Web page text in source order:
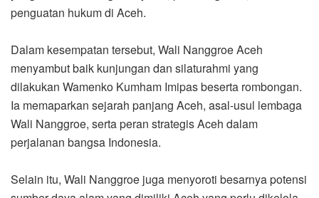
penguatan hukum di Aceh.
‎Dalam kesempatan tersebut, Wali Nanggroe Aceh
menyambut baik kunjungan dan silaturahmi yang
dilakukan Wamenko Kumham Imipas beserta rombongan.
Ia memaparkan sejarah panjang Aceh, asal-usul lembaga
Wali Nanggroe, serta peran strategis Aceh dalam
perjalanan bangsa Indonesia.
‎Selain itu, Wali Nanggroe juga menyoroti besarnya potensi